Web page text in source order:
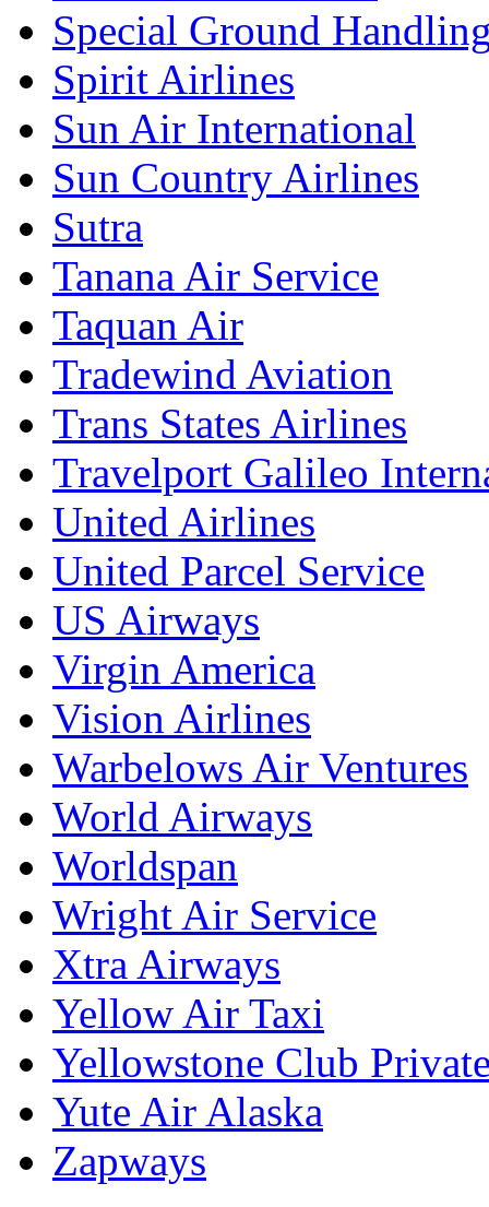
Special Ground
Spirit Airlines
Sun Air International
Sun Country Airlines
Sutra
Tanana Air Service
Taquan Air
Tradewind Aviation
Trans States Airlines
Travelport Galileo
United Airlines
United Parcel Service
US Airways
Virgin America
Vision Airlines
Warbelows Air Ventures
World Airways
Worldspan
Wright Air Service
Xtra Airways
Yellow Air Taxi
Yellowstone Club
Yute Air Alaska
Zapways